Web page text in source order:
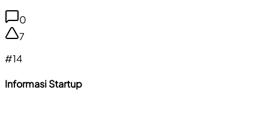
0
7
#14
Informasi Startup